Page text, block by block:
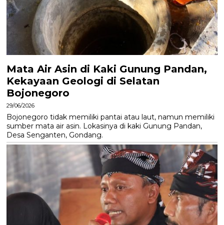
Mata Air Asin di Kaki Gunung Pandan,
Kekayaan Geologi di Selatan
Bojonegoro
29/06/2026
Bojonegoro tidak memiliki pantai atau laut, namun memiliki
sumber mata air asin. Lokasinya di kaki Gunung Pandan,
Desa Senganten, Gondang.